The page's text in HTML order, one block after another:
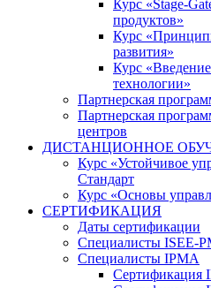
Курс «Stage-
продуктов»
Курс
развития»
Курс
технологии»
Партнерская
Партнерская
центров
ДИСТАНЦИОННОЕ
Курс «Устойчивое
Стандарт
Курс «Основы
СЕРТИФИКАЦИЯ
Даты сертификации
Специалисты ISEE-
Специалисты IPMA
Сертификация